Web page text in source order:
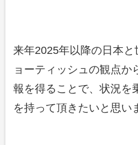
来年2025年以降の日本
ョーティッシュの観点か
報を得ることで、状況を
を持って頂きたいと思い